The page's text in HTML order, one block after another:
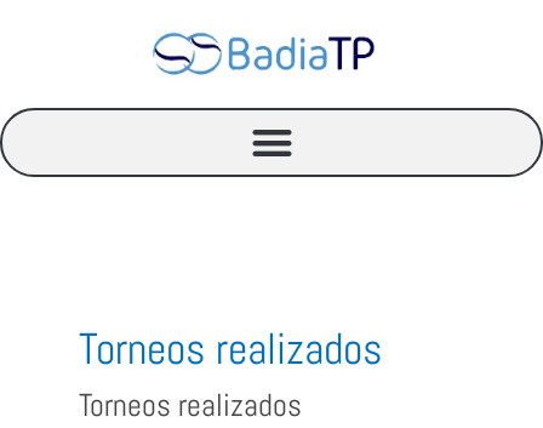
Torneos realizados
Torneos realizados